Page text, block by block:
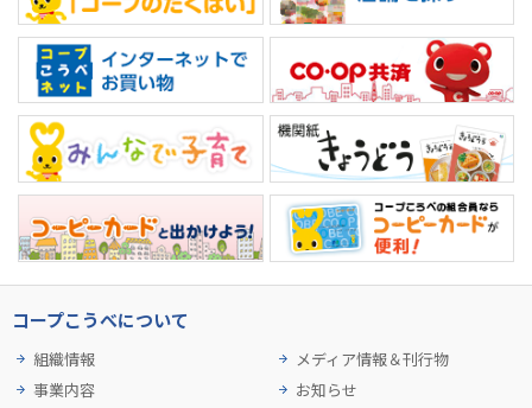
コープこうべについて
組織情報
事業内容
メディア情報＆刊行物
お知らせ